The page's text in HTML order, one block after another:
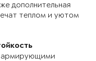
дополнительная
теплом и уютом
армирующими